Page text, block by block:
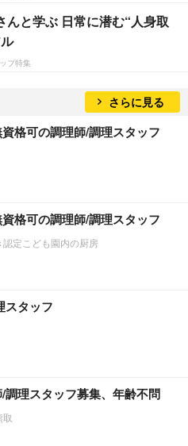
んと学ぶ 日常に潜む“人身取
プ特集
さらに見る
格可の調理師/調理スタッフ
格可の調理師/調理スタッフ
定こども園内の厨房
スタッフ
理スタッフ募集、年齢不問